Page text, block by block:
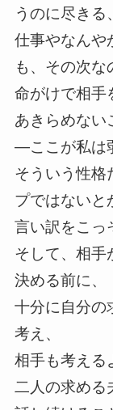
うのに尽きる
仕事やなんや
も、その次な
命がけで相手
あきらめない
―ここが私は
そういう性格
プではないと
言い訳をこっ
そして、相手
決める前に、
十分に自分の
考え、
相手も考える
二人の求める